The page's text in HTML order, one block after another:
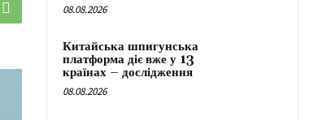
08.08.2026
Китайська шпигунська
платформа діє вже у 13
країнах – дослідження
08.08.2026